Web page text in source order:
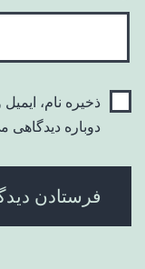
ذخیره نام،
دوباره دیدگاهی